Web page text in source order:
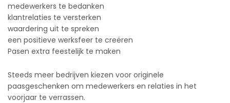
medewerkers te bedanken
klantrelaties te versterken
waardering uit te spreken
een positieve werksfeer te creëren
Pasen extra feestelijk te maken
Steeds meer bedrijven kiezen voor originele
paasgeschenken om medewerkers en relaties in het
voorjaar te verrassen.